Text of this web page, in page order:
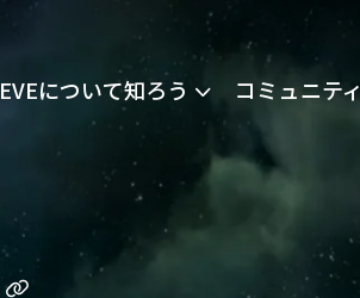
EVEについて知ろう コミュニティ